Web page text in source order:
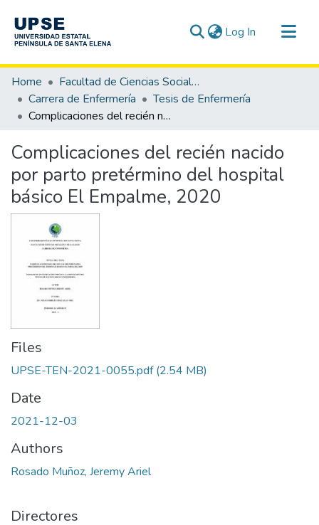
Log In (current)
Communities & Collections
All of DSpace
Statistics
Home
Facultad de Ciencias Sociales y de la Salud
Carrera de Enfermería
Tesis de Enfermería
Complicaciones del recién nacido por parto pretérmino del hospital básico El Empalme, 2020
Complicaciones del recién nacido
por parto pretérmino del hospital
básico El Empalme, 2020
Files
UPSE-TEN-2021-0055.pdf(2.54 MB)
Date
2021-12-03
Authors
Rosado Muñoz, Jeremy Ariel
Directores